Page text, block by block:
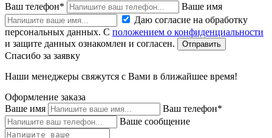
Ваш телефон*
Ваше имя
Даю согласие на обработку
персональных данных. С положением о конфиденциальности
и защите данных ознакомлен и согласен.
Спасибо за заявку
Наши менеджеры свяжутся с Вами в ближайшее время!
Оформление заказа
Ваше имя
Ваш телефон*
Ваше сообщение